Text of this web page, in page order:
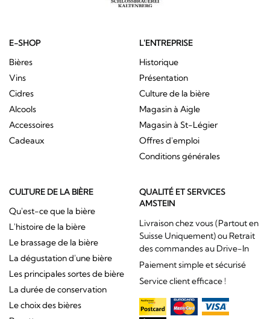
E-SHOP
Bières
Vins
Cidres
Alcools
Accessoires
Cadeaux
L'ENTREPRISE
Historique
Présentation
Culture de la bière
Magasin à Aigle
Magasin à St-Légier
Offres d'emploi
Conditions générales
CULTURE DE LA BIÈRE
Qu'est-ce que la bière
L'histoire de la bière
Le brassage de la bière
La dégustation d'une bière
Les principales sortes de bière
La durée de conservation
Le choix des bières
QUALITÉ ET SERVICES
AMSTEIN
Livraison chez vous (Partout en
Suisse Uniquement) ou Retrait
des commandes au Drive-In
Paiement simple et sécurisé
Service client efficace !